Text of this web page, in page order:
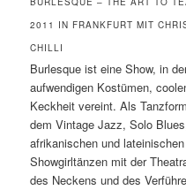
2011 IN FRANKFURT MIT
CHILLI
Burlesque ist eine Show, in
aufwendigen Kostümen,
Keckheit vereint. Als
dem Vintage Jazz, Solo
afrikanischen und
Showgirltänzen mit der
des Neckens und des